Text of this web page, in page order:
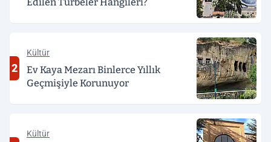
2
Kültür
Ev Kaya Mezarı Binlerce Yıllık
Geçmişiyle Korunuyor
Kültür